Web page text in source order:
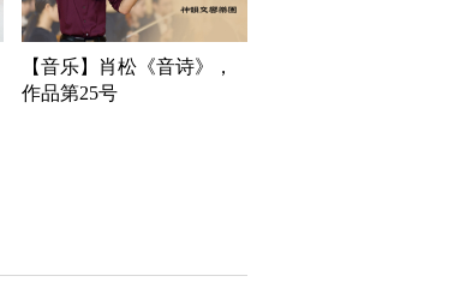
【音乐】肖松《音诗》，
作品第25号